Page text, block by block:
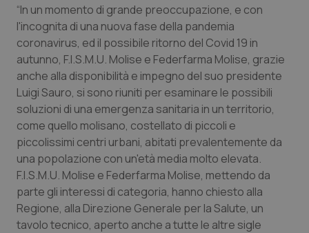
Marche
Molise
Piemonte
Provincia Autonoma di Bolzano
Provincia Autonoma di Trento
Puglia
Donna & Salute
Epatiti
HIV
Infezioni & Febbre
Ipertensione & Scompenso
Malattie rare
“In un momento di grande preoccupazione, e con
l'incognita di una nuova fase della pandemia
coronavirus, ed il possibile ritorno del Covid 19 in
autunno, F.I.S.M.U. Molise e Federfarma Molise, grazie
anche alla disponibilità e impegno del suo presidente
Luigi Sauro, si sono riuniti per esaminare le possibili
soluzioni di una emergenza sanitaria in un territorio,
come quello molisano, costellato di piccoli e
piccolissimi centri urbani, abitati prevalentemente da
una popolazione con un'età media molto elevata.
F.I.S.M.U. Molise e Federfarma Molise, mettendo da
parte gli interessi di categoria, hanno chiesto alla
Regione, alla Direzione Generale per la Salute, un
tavolo tecnico, aperto anche a tutte le altre sigle